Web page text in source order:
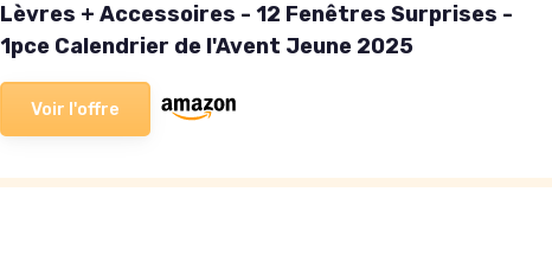
Lèvres + Accessoires - 12 Fenêtres Surprises -
1pce Calendrier de l'Avent Jeune 2025
Voir l'offre